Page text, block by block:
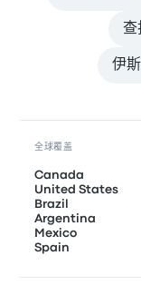
查
伊
全球覆盖
Canada
United States
Brazil
Argentina
Mexico
Spain